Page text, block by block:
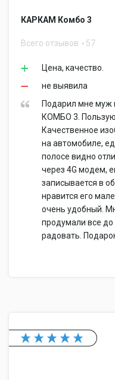
КАРКАМ Комбо 3
Всего отзывов 57
Цена, качество.
не выявила
Подарил мне муж
КОМБО 3.
Качественное
на автомобиле,
полосе видно
через 4G модем,
записывается в
нравится его
очень удобный.
продумали все
радовать.